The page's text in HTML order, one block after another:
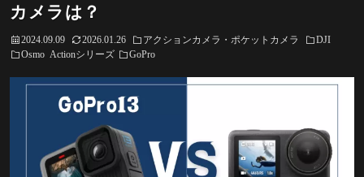
カメラは？
2024.09.09 2026.01.26 アクションカメラ・ポケットカメラ
DJI
Osmo Actionシリーズ
GoPro